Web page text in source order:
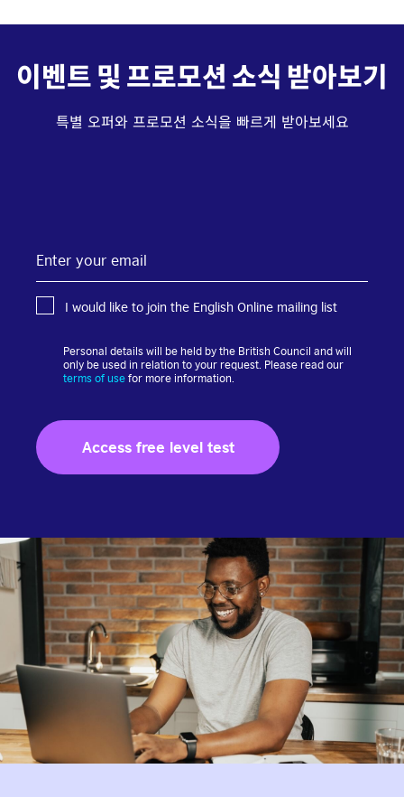
이벤트 및 프로모션 소식 받아보기
특별 오퍼와 프로모션 소식을 빠르게 받아보세요
your
email
I would like to join the English Online mailing list
Personal details will be held by the British Council and will
only be used in relation to your request. Please read our
terms of usefor more information.